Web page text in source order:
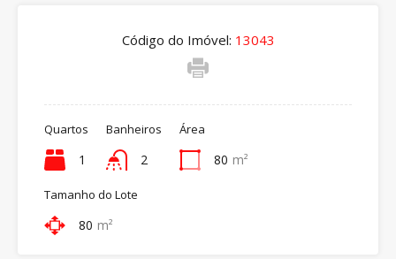
Código do Imóvel: 13043
Quartos
1
Banheiros
2
Área
80 m²
Tamanho do Lote
80 m²